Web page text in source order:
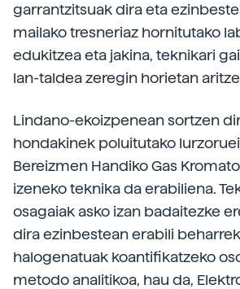
garrantzitsuak dira eta
mailako tresneriaz hornitutako
edukitzea eta jakina, teknikari
lan-taldea zeregin horietan
Lindano-ekoizpenean sortzen
hondakinek poluitutako
Bereizmen Handiko Gas
izeneko teknika da erabiliena.
osagaiak asko izan badaitezke
dira ezinbestean erabili
halogenatuak koantifikatzeko
metodo analitikoa, hau da,